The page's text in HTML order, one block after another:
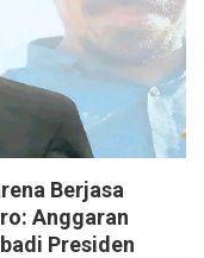
Berjasa
Anggaran
Presiden